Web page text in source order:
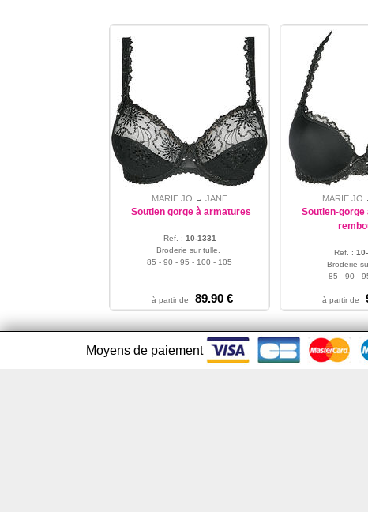
MARIE JO → JANE
Soutien gorge à armatures
Ref. : 10-1331
Broderie sur tulle.
85 - 90 - 95 - 100 - 105
à partir de 89.90 €
MARIE JO
Soutien-gorge
Ref. :
Broderie
85 - 90 -
à partir de
Moyens de paiement